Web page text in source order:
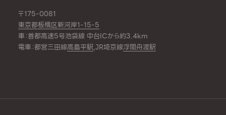
〒175-0081
東京都板橋区新河岸1-15-5
車：首都高速5号池袋線 中台ICから約3.4km
電車：都営三田線高島平駅,JR埼京線浮間舟渡駅